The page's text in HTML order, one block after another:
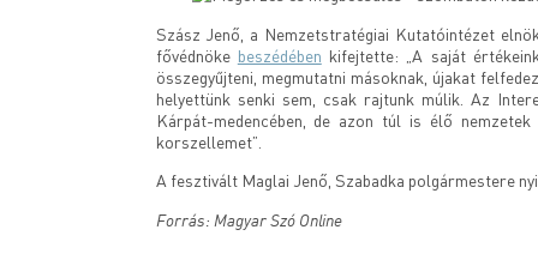
Szász Jenő, a Nemzetstratégiai Kutatóintézet
fővédnöke beszédében kifejtette: „A saját
összegyűjteni, megmutatni másoknak, újakat
helyettünk senki sem, csak rajtunk múlik. Az
Kárpát-medencében, de azon túl is élő
korszellemet”.
A fesztivált Maglai Jenő, Szabadka polgármestere
Forrás: Magyar Szó Online